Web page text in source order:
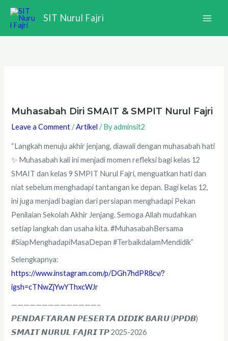
Skip
SIT Nurul Fajri
Muhasabah Diri SMAIT & SMPIT Nurul Fajri
Leave a Comment /Artikel / Byadminsit2
“Langkah menuju akhir jenjang, diawali dengan muhasabah hati
✨ Muhasabah kali ini menjadi momen refleksi bagi kelas 12
SMAIT dan kelas 9 SMPIT Nurul Fajri, menguatkan hati dan
niat sebelum menghadapi tantangan ke depan. Bagi kelas 12,
ini juga menjadi bagian dari persiapan menghadapi Pekan
Penilaian Sekolah Akhir Jenjang. Semoga Allah mudahkan
setiap langkah dan usaha kita. #MuhasabahBersama
#SiapMenghadapiMasaDepan #TerbaikdalamMendidik”
Selengkapnya:
https://www.instagram.com/p/DGh7hdPR8cv/?
igsh=cTNwZjYwYThxcWJr
——————————————–
𝙋𝙀𝙉𝘿𝘼𝙁𝙏𝘼𝙍𝘼𝙉 𝙋𝙀𝙎𝙀𝙍𝙏𝘼 𝘿𝙄𝘿𝙄𝙆 𝘽𝘼𝙍𝙐 (𝙋𝙋𝘿𝘽)
𝙎𝙈𝘼𝙄𝙏 𝙉𝙐𝙍𝙐𝙇 𝙁𝘼𝙅𝙍𝙄 𝙏𝙋 2025-2026